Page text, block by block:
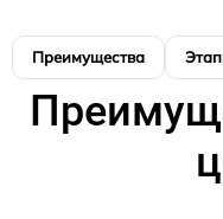
Преимущества